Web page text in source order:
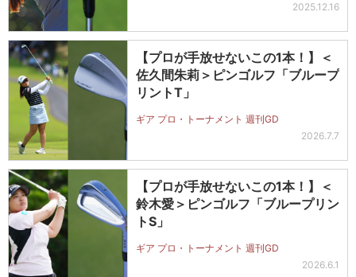
2025.12.16
【プロが手放せないこの1本！】＜
佐久間朱莉＞ピンゴルフ「ブループ
リントT」
ギア プロ・トーナメント 週刊GD
2026.7.7
【プロが手放せないこの1本！】＜
鈴木愛＞ピンゴルフ「ブループリン
トS」
ギア プロ・トーナメント 週刊GD
2026.6.1